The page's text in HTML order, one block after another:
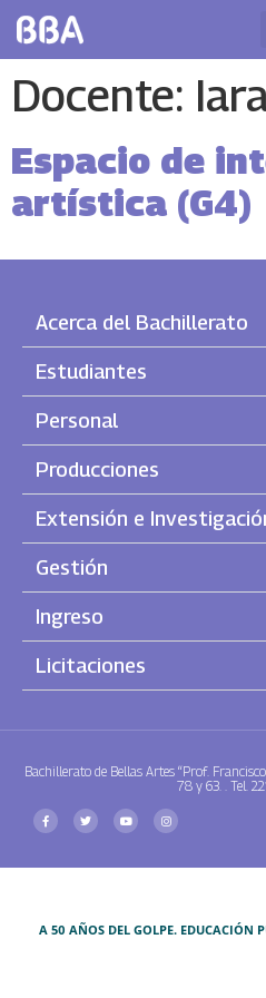
Docente:
Espacio de
artística (G4)
Acerca del Bachillerato
Estudiantes
Personal
Producciones
Extensión e
Gestión
Ingreso
Licitaciones
Bachillerato de Bellas Artes “Prof.
78 y 63. . Tel.
A 50 AÑOS DEL GOLPE. EDUCACIÓN